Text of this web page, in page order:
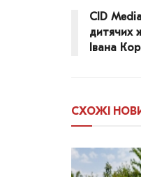
CID
дитячих
Івана
СХОЖІ